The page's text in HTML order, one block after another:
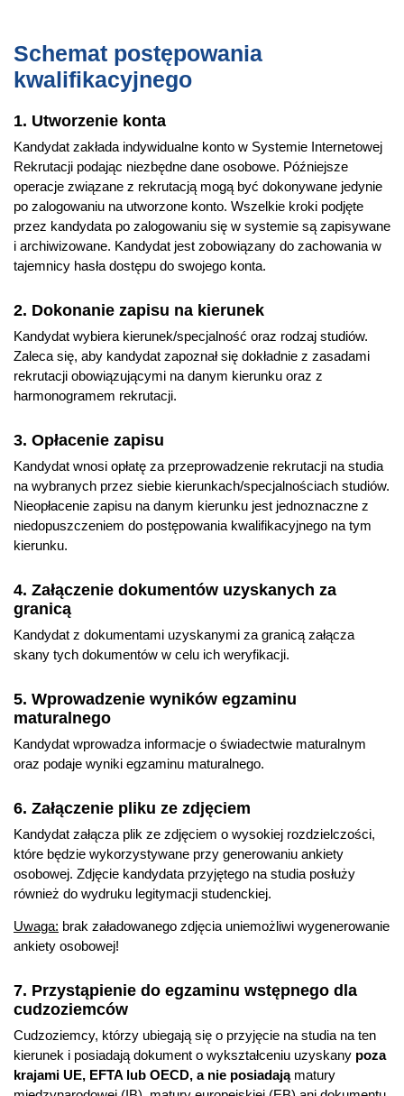
Schemat postępowania
kwalifikacyjnego
1. Utworzenie konta
Kandydat zakłada indywidualne konto w Systemie Internetowej
Rekrutacji podając niezbędne dane osobowe. Późniejsze
operacje związane z rekrutacją mogą być dokonywane jedynie
po zalogowaniu na utworzone konto. Wszelkie kroki podjęte
przez kandydata po zalogowaniu się w systemie są zapisywane
i archiwizowane. Kandydat jest zobowiązany do zachowania w
tajemnicy hasła dostępu do swojego konta.
2. Dokonanie zapisu na kierunek
Kandydat wybiera kierunek/specjalność oraz rodzaj studiów.
Zaleca się, aby kandydat zapoznał się dokładnie z zasadami
rekrutacji obowiązującymi na danym kierunku oraz z
harmonogramem rekrutacji.
3. Opłacenie zapisu
Kandydat wnosi opłatę za przeprowadzenie rekrutacji na studia
na wybranych przez siebie kierunkach/specjalnościach studiów.
Nieopłacenie zapisu na danym kierunku jest jednoznaczne z
niedopuszczeniem do postępowania kwalifikacyjnego na tym
kierunku.
4. Załączenie dokumentów uzyskanych za
granicą
Kandydat z dokumentami uzyskanymi za granicą załącza
skany tych dokumentów w celu ich weryfikacji.
5. Wprowadzenie wyników egzaminu
maturalnego
Kandydat wprowadza informacje o świadectwie maturalnym
oraz podaje wyniki egzaminu maturalnego.
6. Załączenie pliku ze zdjęciem
Kandydat załącza plik ze zdjęciem o wysokiej rozdzielczości,
które będzie wykorzystywane przy generowaniu ankiety
osobowej. Zdjęcie kandydata przyjętego na studia posłuży
również do wydruku legitymacji studenckiej.
Uwaga: brak załadowanego zdjęcia uniemożliwi wygenerowanie
ankiety osobowej!
7. Przystąpienie do egzaminu wstępnego dla
cudzoziemców
Cudzoziemcy, którzy ubiegają się o przyjęcie na studia na ten
kierunek i posiadają dokument o wykształceniu uzyskany poza
krajami UE, EFTA lub OECD, a nie posiadająmatury